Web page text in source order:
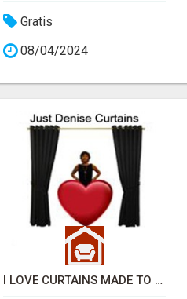
Gratis
08/04/2024
I LOVE CURTAINS MADE TO MEASURE